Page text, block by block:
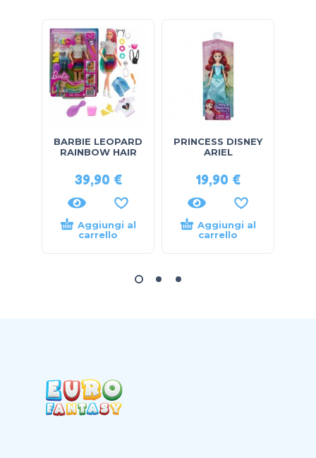
BARBIE LEOPARD
RAINBOW HAIR
39,90 €
Aggiungi al
carrello
PRINCESS DISNEY
ARIEL
19,90 €
Aggiungi al
carrello